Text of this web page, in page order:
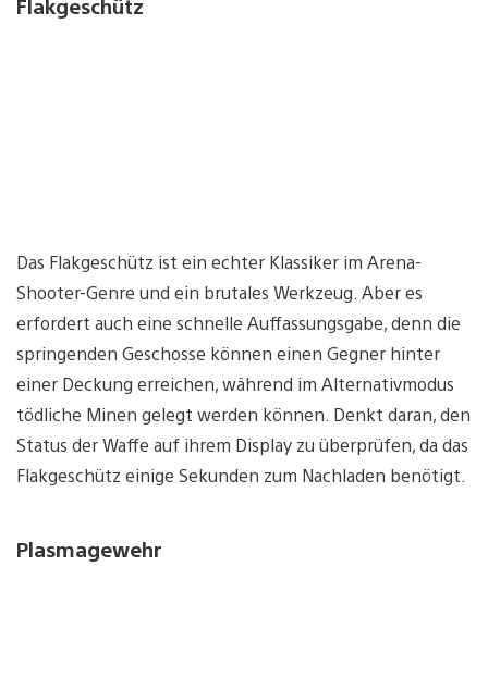
Flakgeschütz
Das Flakgeschütz ist ein echter Klassiker im Arena-
Shooter-Genre und ein brutales Werkzeug. Aber es
erfordert auch eine schnelle Auffassungsgabe, denn die
springenden Geschosse können einen Gegner hinter
einer Deckung erreichen, während im Alternativmodus
tödliche Minen gelegt werden können. Denkt daran, den
Status der Waffe auf ihrem Display zu überprüfen, da das
Flakgeschütz einige Sekunden zum Nachladen benötigt.
Plasmagewehr